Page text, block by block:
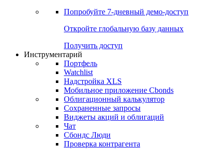
Попробуйте 7-дневный демо-доступ
Откройте глобальную базу данных
Получить доступ
Инструментарий
Портфель
Watchlist
Надстройка XLS
Мобильное приложение Cbonds
Облигационный калькулятор
Сохраненные запросы
Виджеты акций и облигаций
Чат
Сбондс Люди
Проверка контрагента